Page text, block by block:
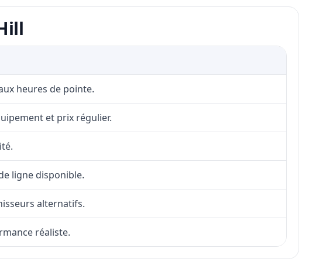
heures de pointe.
et prix régulier.
ligne disponible.
alternatifs.
réaliste.